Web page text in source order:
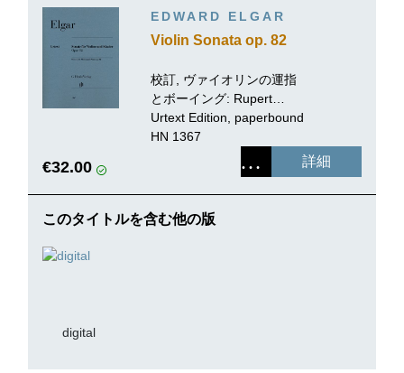
EDWARD ELGAR
Violin Sonata op. 82
校訂, ヴァイオリンの運指
とボーイング: Rupert
Marshall-Luck
Urtext Edition, paperbound
HN 1367
€32.00 詳細
このタイトルを含む他の版
digital